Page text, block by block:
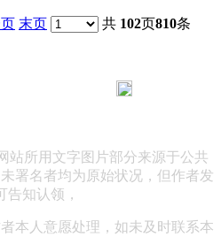
末页 共 102页810条
站所用文字图片部分来源于公共
署名者均为原始状况，但作者发
告知认领，
本人意愿处理，如未及时联系本